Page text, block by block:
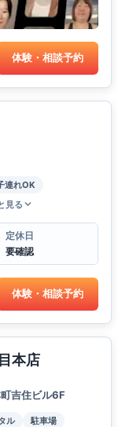
体験・相談予約
連れOK
見る
定休日
要確認
体験・相談予約
本店
吉住ビル6F
ル
駐車場